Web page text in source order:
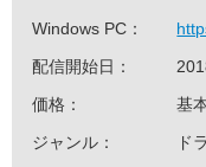
Windows PC：
配信開始日：
価格：
基
ジャンル：
ド